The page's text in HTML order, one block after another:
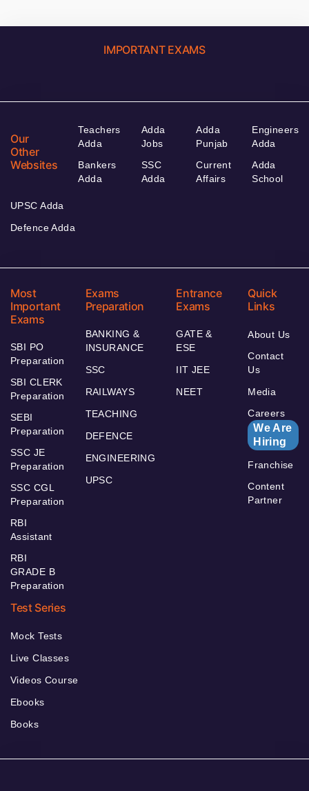
IMPORTANT EXAMS
Our
Other
Websites
Teachers
Adda
Bankers
Adda
Adda
Jobs
SSC
Adda
Adda
Punjab
Current
Affairs
Engineers
Adda
Adda
School
UPSC Adda
Defence Adda
Most
Important
Exams
SBI PO
Preparation
SBI CLERK
Preparation
SEBI
Preparation
SSC JE
Preparation
SSC CGL
Preparation
RBI
Assistant
RBI
GRADE B
Preparation
Exams
Preparation
BANKING &
INSURANCE
SSC
RAILWAYS
TEACHING
DEFENCE
ENGINEERING
UPSC
Entrance
Exams
GATE &
ESE
IIT JEE
NEET
Quick
Links
About Us
Contact
Us
Media
Careers
We Are
Hiring
Franchise
Content
Partner
Test Series
Mock Tests
Live Classes
Videos Course
Ebooks
Books